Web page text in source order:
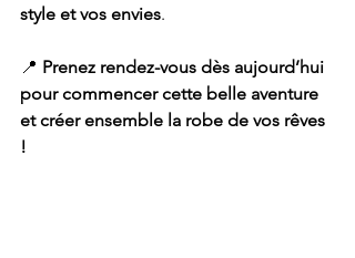
style et vos envies.
📍 Prenez rendez-vous dès aujourd’hui
pour commencer cette belle aventure
et créer ensemble la robe de vos rêves
!